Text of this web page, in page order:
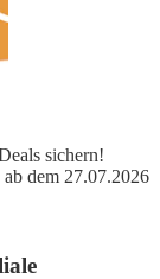
sichern!
dem 27.07.2026